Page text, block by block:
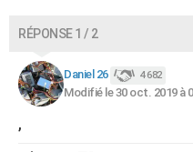
RÉPONSE 1 / 2
Daniel 26 4 682
Modifié le 30 oct. 2019 à
,